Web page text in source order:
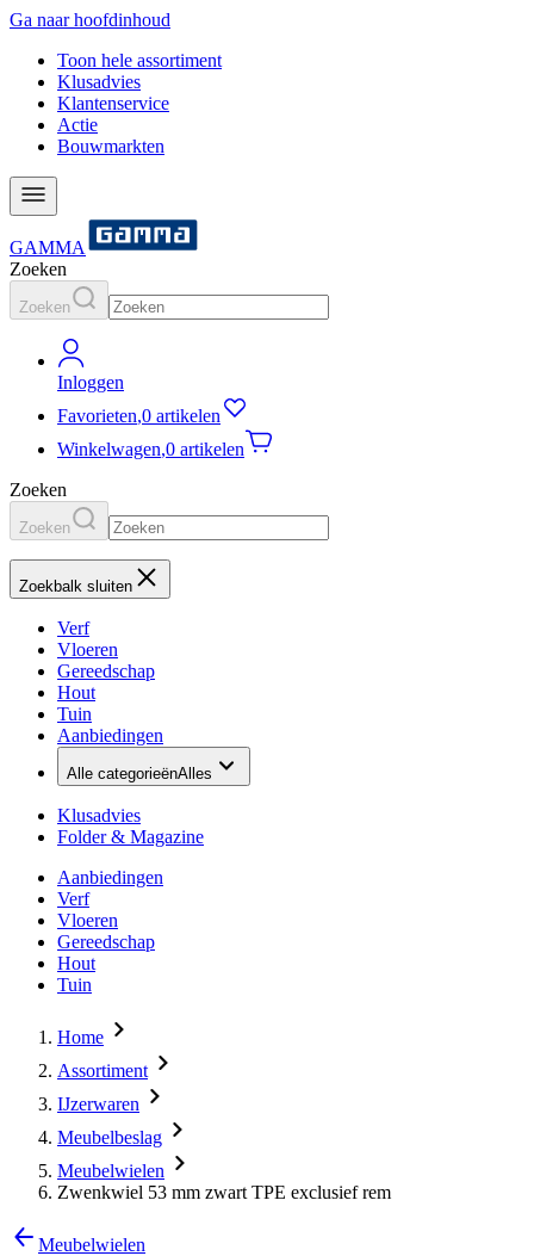
Ga naar hoofdinhoud
Toon hele assortiment
Klusadvies
Klantenservice
Actie
Bouwmarkten
GAMMA
Zoeken
Zoeken
Inloggen
Favorieten,0 artikelen
Winkelwagen,0 artikelen
Zoeken
Zoeken
Zoekbalk sluiten
Verf
Vloeren
Gereedschap
Hout
Tuin
Aanbiedingen
Alle categorieënAlles
Klusadvies
Folder & Magazine
Aanbiedingen
Verf
Vloeren
Gereedschap
Hout
Tuin
Home
Assortiment
IJzerwaren
Meubelbeslag
Meubelwielen
Zwenkwiel 53 mm zwart TPE exclusief rem
Meubelwielen